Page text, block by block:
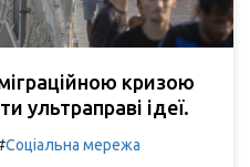
кризою
ультраправі ідеї.
Соціальна мережа